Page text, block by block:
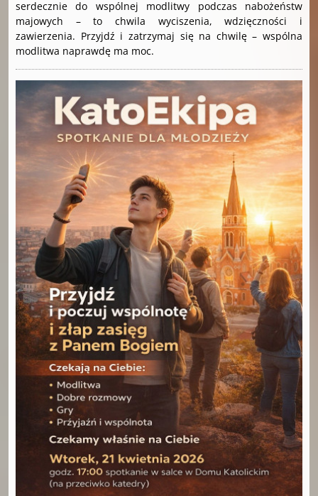
serdecznie do wspólnej modlitwy podczas nabożeństw
majowych – to chwila wyciszenia, wdzięczności i
zawierzenia. Przyjdź i zatrzymaj się na chwilę – wspólna
modlitwa naprawdę ma moc.